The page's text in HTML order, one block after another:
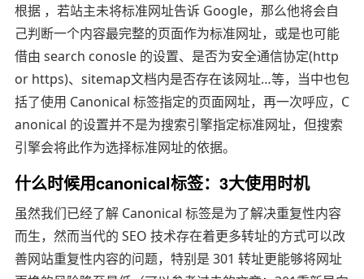
根据 ，若站主未将标准网址告诉 Google，那么他将会自
己判断一个内容最完整的页面作为标准网址，或是也可能
借由 search conosle 的设置、是否为安全通信协定(http
or https)、sitemap文档内是否存在该网址…等，当中也包
括了使用 Canonical 标签指定的页面网址，再一次呼应，C
anonical 的设置并不是为搜索引擎指定标准网址，但搜索
引擎会将此作为选择标准网址的依据。
什么时候用canonical标签：3大使用时机
虽然我们已经了解 Canonical 标签是为了解决重复性内容
而生，然而当代的 SEO 技术存在着更多转址的方式可以改
善网站重复性内容的问题，特别是 301 转址更能够将网址